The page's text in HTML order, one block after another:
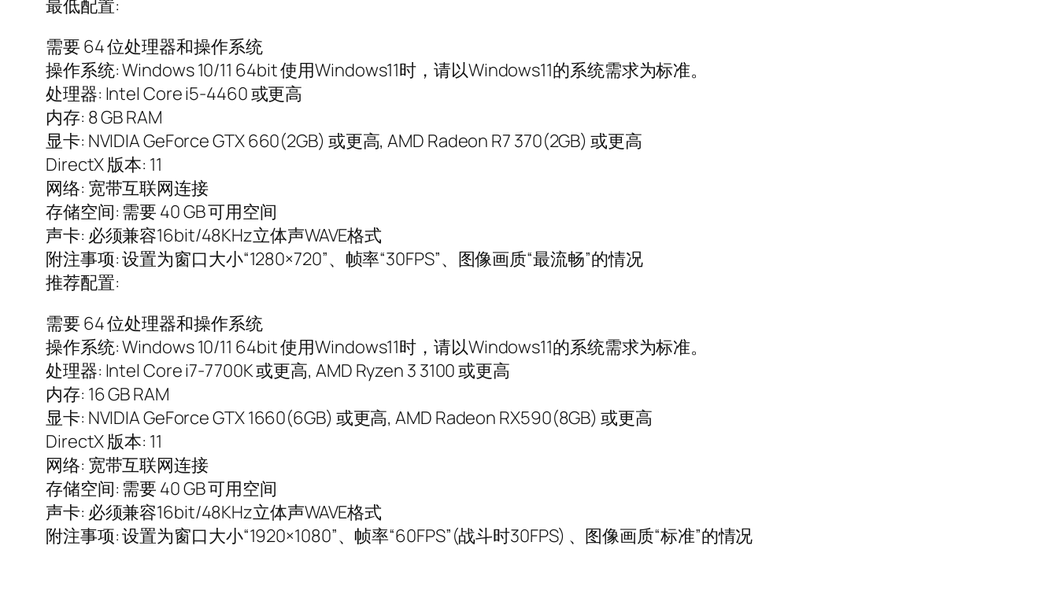
最低配置:
需要 64 位处理器和操作系统
操作系统: Windows 10/11 64bit 使用Windows11时，请以Windows11的系统需求为标准。
处理器: Intel Core i5-4460 或更高
内存: 8 GB RAM
显卡: NVIDIA GeForce GTX 660(2GB) 或更高, AMD Radeon R7 370(2GB) 或更高
DirectX 版本: 11
网络: 宽带互联网连接
存储空间: 需要 40 GB 可用空间
声卡: 必须兼容16bit/48KHz立体声WAVE格式
附注事项: 设置为窗口大小“1280×720”、帧率“30FPS”、图像画质“最流畅”的情况
推荐配置:
需要 64 位处理器和操作系统
操作系统: Windows 10/11 64bit 使用Windows11时，请以Windows11的系统需求为标准。
处理器: Intel Core i7-7700K 或更高, AMD Ryzen 3 3100 或更高
内存: 16 GB RAM
显卡: NVIDIA GeForce GTX 1660(6GB) 或更高, AMD Radeon RX590(8GB) 或更高
DirectX 版本: 11
网络: 宽带互联网连接
存储空间: 需要 40 GB 可用空间
声卡: 必须兼容16bit/48KHz立体声WAVE格式
附注事项: 设置为窗口大小“1920×1080”、帧率“60FPS”(战斗时30FPS) 、图像画质“标准”的情况